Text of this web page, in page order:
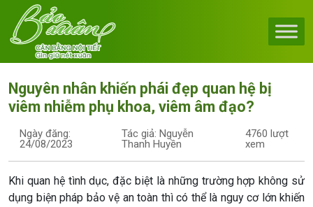
Skip to content
Main Navigation
Nguyên nhân khiến phái đẹp quan hệ bị
viêm nhiễm phụ khoa, viêm âm đạo?
Ngày đăng:
24/08/2023
Tác giả: Nguyễn
Thanh Huyền
4760 lượt
xem
Khi quan hệ tình dục, đặc biệt là những trường hợp không sử
dụng biện pháp bảo vệ an toàn thì có thể là nguy cơ lớn khiến